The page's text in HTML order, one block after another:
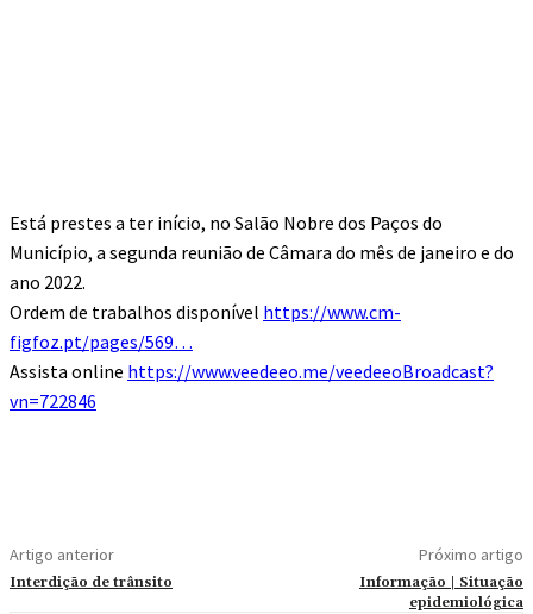
Está prestes a ter início, no Salão Nobre dos Paços do
Município, a segunda reunião de Câmara do mês de janeiro e do
ano 2022.
Ordem de trabalhos disponível https://www.cm-
figfoz.pt/pages/569…
Assista online https://www.veedeeo.me/veedeeoBroadcast?
vn=722846
Artigo anterior
Interdição de trânsito
Próximo artigo
Informação | Situação
epidemiológica